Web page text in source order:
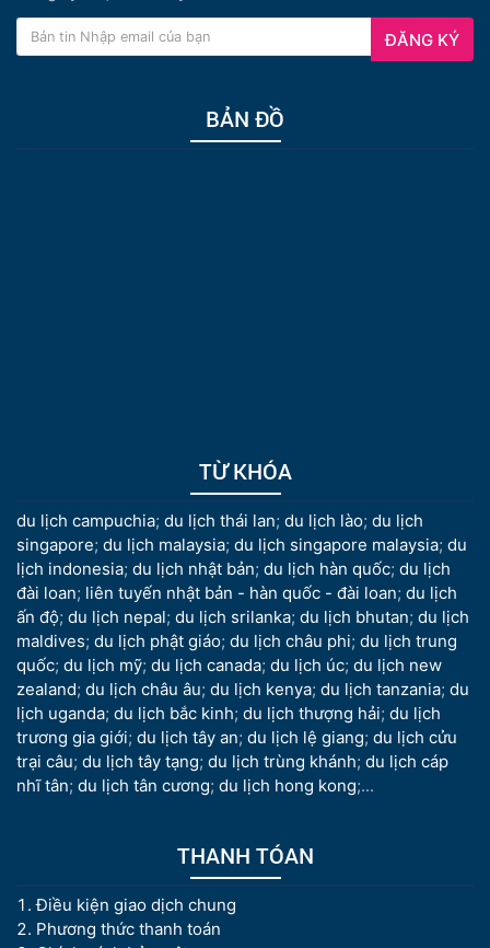
ĐĂNG KÝ
BẢN ĐỒ
TỪ KHÓA
du lịch campuchia; du lịch thái lan; du lịch lào; du lịch
singapore; du lịch malaysia; du lịch singapore malaysia; du
lịch indonesia; du lịch nhật bản; du lịch hàn quốc; du lịch
đài loan; liên tuyến nhật bản - hàn quốc - đài loan; du lịch
ấn độ; du lịch nepal; du lịch srilanka; du lịch bhutan; du lịch
maldives; du lịch phật giáo; du lịch châu phi; du lịch trung
quốc; du lịch mỹ; du lịch canada; du lịch úc; du lịch new
zealand; du lịch châu âu; du lịch kenya; du lịch tanzania; du
lịch uganda; du lịch bắc kinh; du lịch thượng hải; du lịch
trương gia giới; du lịch tây an; du lịch lệ giang; du lịch cửu
trại câu; du lịch tây tạng; du lịch trùng khánh; du lịch cáp
nhĩ tân; du lịch tân cương; du lịch hong kong;...
THANH TÓAN
Điều kiện giao dịch chung
Phương thức thanh toán